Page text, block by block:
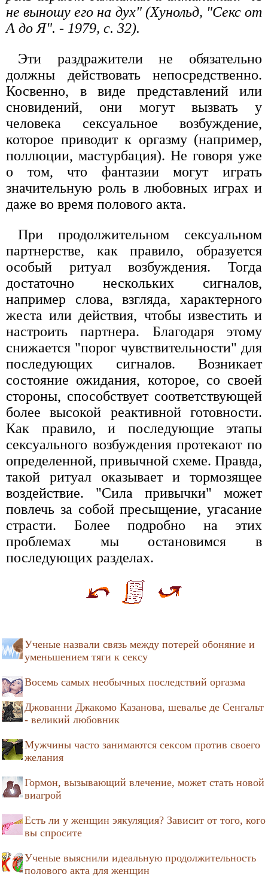
не выношу его на дух" (Хунольд, "Секс от
А до Я". - 1979, с. 32).
Эти раздражители не обязательно
должны действовать непосредственно.
Косвенно, в виде представлений или
сновидений, они могут вызвать у
человека сексуальное возбуждение,
которое приводит к оргазму (например,
поллюции, мастурбация). Не говоря уже
о том, что фантазии могут играть
значительную роль в любовных играх и
даже во время полового акта.
При продолжительном сексуальном
партнерстве, как правило, образуется
особый ритуал возбуждения. Тогда
достаточно нескольких сигналов,
например слова, взгляда, характерного
жеста или действия, чтобы известить и
настроить партнера. Благодаря этому
снижается "порог чувствительности" для
последующих сигналов. Возникает
состояние ожидания, которое, со своей
стороны, способствует соответствующей
более высокой реактивной готовности.
Как правило, и последующие этапы
сексуального возбуждения протекают по
определенной, привычной схеме. Правда,
такой ритуал оказывает и тормозящее
воздействие. "Сила привычки" может
повлечь за собой пресыщение, угасание
страсти. Более подробно на этих
проблемах мы остановимся в
последующих разделах.
Ученые назвали связь между потерей обоняние и
уменьшением тяги к сексу
Восемь самых необычных последствий оргазма
Джованни Джакомо Казанова, шевалье де Сенгальт
- великий любовник
Мужчины часто занимаются сексом против своего
желания
Гормон, вызывающий влечение, может стать новой
виагрой
Есть ли у женщин эякуляция? Зависит от того, кого
вы спросите
Ученые выяснили идеальную продолжительность
полового акта для женщин